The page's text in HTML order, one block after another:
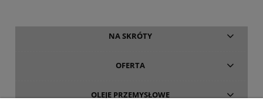
NA SKRÓTY
OFERTA
OLEJE PRZEMYSŁOWE